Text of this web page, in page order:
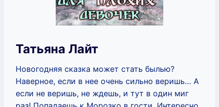
Татьяна Лайт
Новогодняя сказка может стать былью?
Наверное, если в нее очень сильно веришь… А
если не веришь, не ждешь, и тут в один миг